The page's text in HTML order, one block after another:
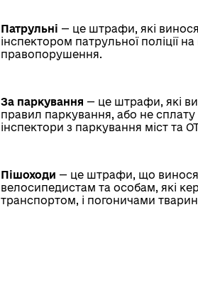
Патрульні — це штрафи, які
інспектором патрульної поліції
правопорушення.
За паркування — це штрафи, які
правил паркування, або не сплату
інспектори з паркування міст та
Пішоходи — це штрафи, що
велосипедистам та особам, які
транспортом, і погоничами